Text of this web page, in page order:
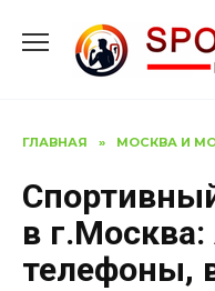
содержанию
ГЛАВНАЯ » МОСКВА И
в г.Москва:
телефоны,